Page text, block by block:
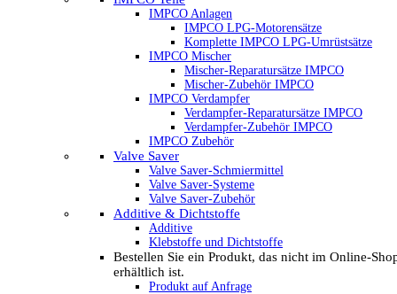
IMPCO Anlagen
IMPCO LPG-Motorensätze
Komplette IMPCO LPG-Umrüstsätze
IMPCO Mischer
Mischer-Reparatursätze IMPCO
Mischer-Zubehör IMPCO
IMPCO Verdampfer
Verdampfer-Reparatursätze IMPCO
Verdampfer-Zubehör IMPCO
IMPCO Zubehör
Valve Saver
Valve Saver-Schmiermittel
Valve Saver-Systeme
Valve Saver-Zubehör
Additive & Dichtstoffe
Additive
Klebstoffe und Dichtstoffe
Bestellen Sie ein Produkt, das nicht im Online-
erhältlich ist.
Produkt auf Anfrage